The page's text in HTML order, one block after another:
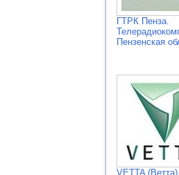
ГТРК Пенза.
Пензенская
VETTA